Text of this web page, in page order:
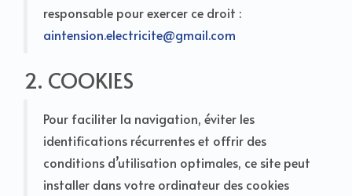
responsable pour exercer ce droit :
aintension.electricite@gmail.com
2. COOKIES
Pour faciliter la navigation, éviter les
identifications récurrentes et offrir des
conditions d’utilisation optimales, ce site peut
installer dans votre ordinateur des cookies